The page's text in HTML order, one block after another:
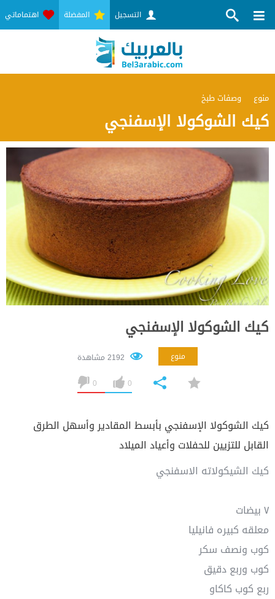
اهتماماتي المفضلة التسجيل
منوع وصفات طبخ
كيك الشوكولا الإسفنجي
كيك الشوكولا الإسفنجي
منوع
0
0
كيك الشوكولا الإسفنجي بأبسط المقادير وأسهل الطرق
القابل للتزيين للحفلات وأعياد الميلاد
كيك الشيكولاته الاسفنجي
٧ بيضات
معلقه كبيره فانيليا
كوب ونصف سكر
كوب وربع دقيق
ربع كوب كاكاو